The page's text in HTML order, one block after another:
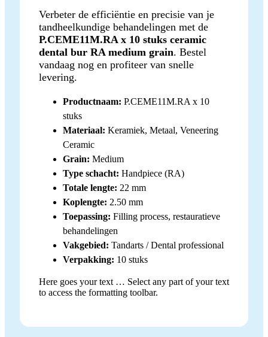
Verbeter de efficiëntie en precisie van je
tandheelkundige behandelingen met de
P.CEME11M.RA x 10 stuks ceramic
dental bur RA medium grain. Bestel
vandaag nog en profiteer van snelle
levering.
Productnaam: P.CEME11M.RA x 10
stuks
Materiaal: Keramiek, Metaal, Veneering
Ceramic
Grain: Medium
Type schacht: Handpiece (RA)
Totale lengte: 22 mm
Koplengte: 2.50 mm
Toepassing: Filling process, restauratieve
behandelingen
Vakgebied: Tandarts / Dental professional
Verpakking: 10 stuks
Here goes your text … Select any part of your text
to access the formatting toolbar.